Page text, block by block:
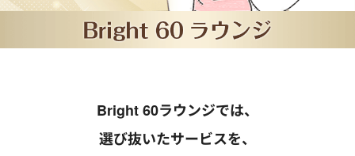
Bright 60ラウンジでは、
選び抜いたサービスを、